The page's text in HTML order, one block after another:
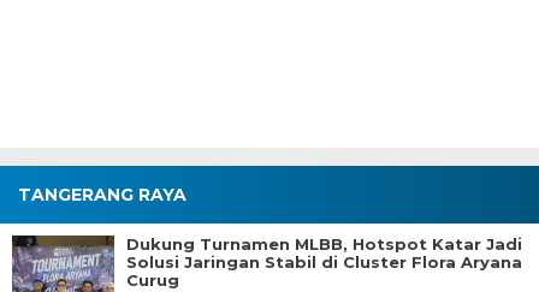
TANGERANG RAYA
Dukung Turnamen MLBB, Hotspot Katar Jadi
Solusi Jaringan Stabil di Cluster Flora Aryana
Curug